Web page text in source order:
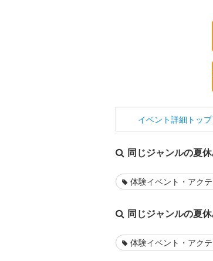
イベント詳細 トップ
同じジャンルの夏
体験イベント・アク
同じジャンルの夏
体験イベント・アク